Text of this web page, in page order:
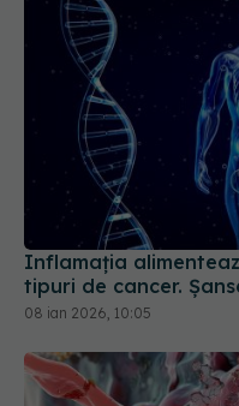
Inflamația
tipuri de cancer.
08 ian 2026, 10:05